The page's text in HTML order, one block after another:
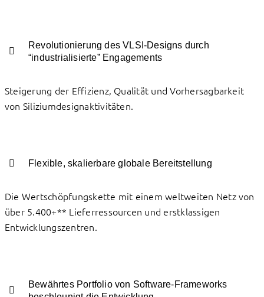
Revolutionierung des VLSI-Designs durch
“industrialisierte” Engagements
Steigerung der Effizienz, Qualität und Vorhersagbarkeit
von Siliziumdesignaktivitäten.
Flexible, skalierbare globale Bereitstellung
Die Wertschöpfungskette mit einem weltweiten Netz von
über 5.400+** Lieferressourcen und erstklassigen
Entwicklungszentren.
Bewährtes Portfolio von Software-Frameworks